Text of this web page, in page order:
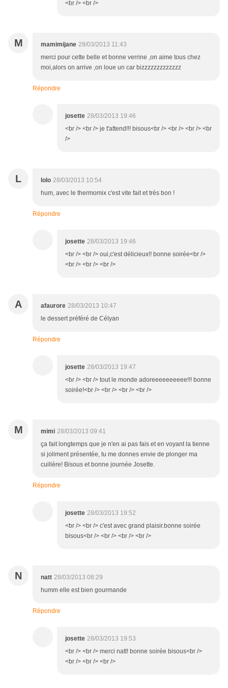
<br /> <br />
M mamimijane 28/03/2013 11:43
merci pour cette belle et bonne verrine ,on aime tous chez
moi,alors on arrive ,on loue un car bizzzzzzzzzzzzz
Répondre
josette 28/03/2013 19:46
<br /> <br /> je t'attend!!! bisous<br /> <br /> <br /> <br
/>
L lolo 28/03/2013 10:54
hum, avec le thermomix c'est vite fait et très bon !
Répondre
josette 28/03/2013 19:46
<br /> <br /> oui,c'est délicieux!! bonne soirée<br />
<br /> <br /> <br />
A afaurore 28/03/2013 10:47
le dessert préféré de Célyan
Répondre
josette 28/03/2013 19:47
<br /> <br /> tout le monde adoreeeeeeeeee!!! bonne
soirée!<br /> <br /> <br /> <br />
M mimi 28/03/2013 09:41
ça fait longtemps que je n'en ai pas fais et en voyant la tienne
si joliment présentée, tu me donnes envie de plonger ma
cuillère! Bisous et bonne journée Josette.
Répondre
josette 28/03/2013 19:52
<br /> <br /> c'est avec grand plaisir.bonne soirée
bisous<br /> <br /> <br /> <br />
N natt 28/03/2013 08:29
humm elle est bien gourmande
Répondre
josette 28/03/2013 19:53
<br /> <br /> merci natt! bonne soirée bisous<br />
<br /> <br /> <br />